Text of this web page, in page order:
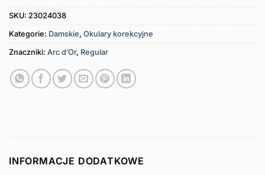
SKU: 23024038
Kategorie: Damskie, Okulary korekcyjne
Znaczniki: Arc d’Or, Regular
INFORMACJE DODATKOWE